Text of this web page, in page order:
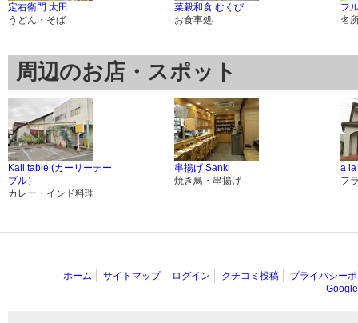
定右衛門 太田
うどん・そば
菜穀和食 むくび
お食事処
フ
名
周辺のお店・スポット
Kali table (カーリーテー
ブル）
カレー・インド料理
串揚げ Sanki
焼き鳥・串揚げ
a
フ
ホーム サイトマップ ログイン クチコミ投稿
プライバシー